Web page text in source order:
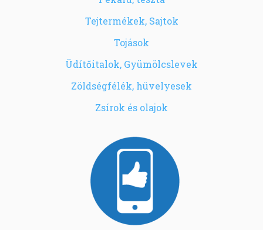
Tejtermékek, Sajtok
Tojások
Üdítőitalok, Gyümölcslevek
Zöldségfélék, hüvelyesek
Zsírok és olajok